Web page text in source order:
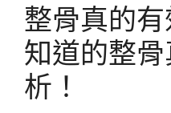
整骨真的
知道的整
析！